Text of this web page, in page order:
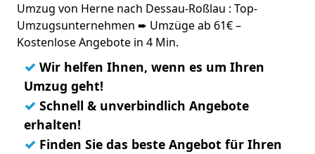
Umzug von Herne nach Dessau-Roßlau : Top-
Umzugsunternehmen ➨ Umzüge ab 61€ –
Kostenlose Angebote in 4 Min.
✓ Wir helfen Ihnen, wenn es um Ihren
Umzug geht!
✓ Schnell & unverbindlich Angebote
erhalten!
✓ Finden Sie das beste Angebot für Ihren